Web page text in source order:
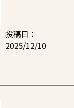
投稿日
2025/12/10